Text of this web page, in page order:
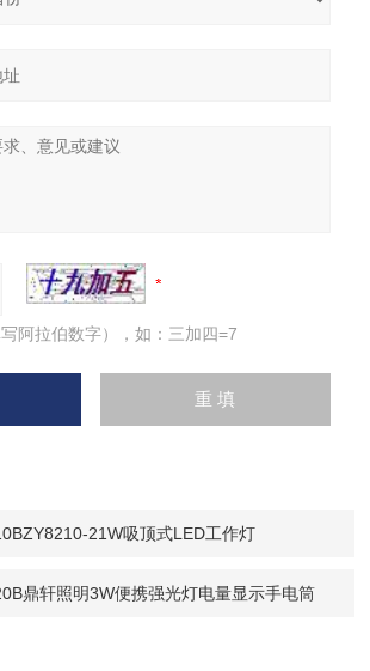
阿拉伯数字），如：三加四=7
21W吸顶式LED工作灯
鼎轩照明3W便携强光灯电量显示手电筒